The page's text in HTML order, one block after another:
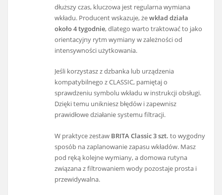
dłuższy czas, kluczowa jest regularna wymiana
wkładu. Producent wskazuje, żewkład działa
około 4 tygodnie, dlatego warto traktować to jako
orientacyjny rytm wymiany w zależności od
intensywności użytkowania.
Jeśli korzystasz z dzbanka lub urządzenia
kompatybilnego z CLASSIC, pamiętaj o
sprawdzeniu symbolu wkładu w instrukcji obsługi.
Dzięki temu unikniesz błędów i zapewnisz
prawidłowe działanie systemu filtracji.
W praktyce zestaw BRITA Classic 3 szt. to wygodny
sposób na zaplanowanie zapasu wkładów. Masz
pod ręką kolejne wymiany, a domowa rutyna
związana z filtrowaniem wody pozostaje prosta i
przewidywalna.